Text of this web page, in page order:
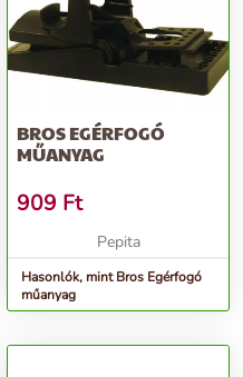
BROS EGÉRFOGÓ
MŰANYAG
909 Ft
Pepita
Hasonlók, mint Bros Egérfogó
műanyag